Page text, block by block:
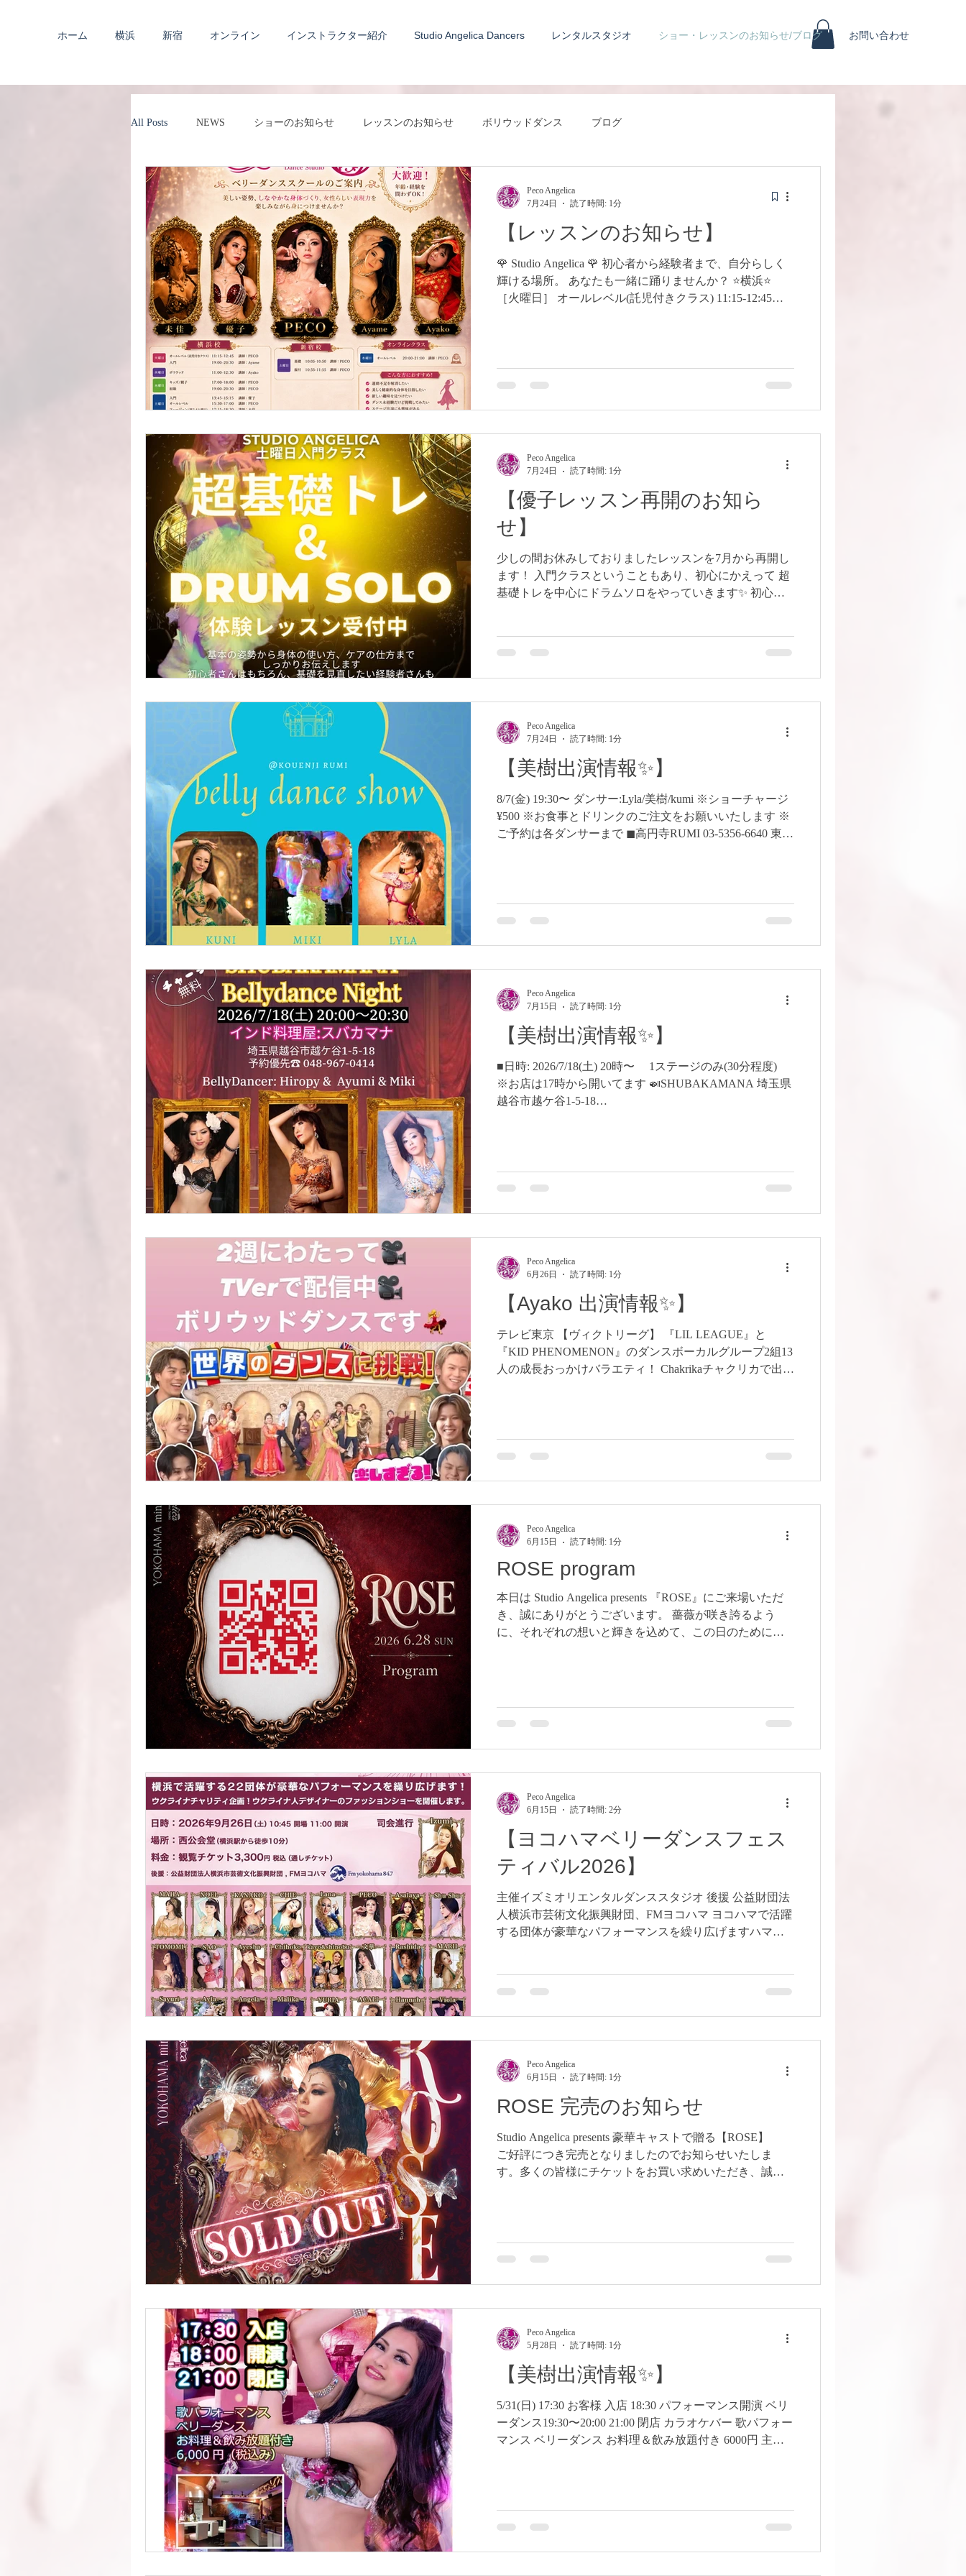
ホーム 横浜 新宿 オンライン インストラクター紹介 Studio Angelica Dancers レンタルスタジオ ショー・レッスンのお知らせ/ブログ お問い合わせ
All Posts NEWS ショーのお知らせ レッスンのお知らせ ボリウッドダンス ブログ
【レッスンのお知らせ】
🌹 Studio Angelica 🌹 初心者から経験者まで、自分らしく
輝ける場所。 あなたも一緒に踊りませんか？ ⭐️横浜⭐️
［火曜日］ オールレベル(託児付きクラス) 11:15-12:45講
子 17:00-18:00 講師PECO 初級 19:00-20:30 講師：PECO
［土曜日］ 入門 13:45-15:15 講師：優子 優子 yuko オー
さい。 Mika Kaneko ⭐️新宿⭐️ ［土曜日］ 基礎 10:05-
10:50 講師：PECO 振付 10:55-11:55 講師：PECO ⭐️オ
ンライン⭐️ ［水曜日］ オールレベル 20:00
Peco Angelica
7月24日
読了時間: 1分
【優子レッスン再開のお知ら
せ】
少しの間お休みしておりましたレッスンを7月から再開し
ます！ 入門クラスということもあり、初心にかえって 超
基礎トレを中心にドラムソロをやっていきます✨ 初心者
Angelica (神奈川県横浜市中区相生町1-26-2小島屋ビル
Peco Angelica
7月24日
読了時間: 1分
【美樹出演情報✨】
8/7(金) 19:30〜 ダンサー:Lyla/美樹/kumi ※ショーチャージ
¥500 ※お食事とドリンクのご注文をお願いいたします ※
ご予約は各ダンサーまで ◼︎高円寺RUMI 03-5356-6640 東京
Peco Angelica
7月24日
読了時間: 1分
【美樹出演情報✨】
■日時: 2026/7/18(土) 20時〜 1ステージのみ(30分程度)
※お店は17時から開いてます 🍛SHUBAKAMANA 埼玉県
越谷市越ケ谷1-5-18
が、割とお得です♬ ご予約☎️ 048-967-0414
Peco Angelica
7月15日
読了時間: 1分
【Ayako 出演情報✨】
テレビ東京 【ヴィクトリーグ】 『LIL LEAGUE』と
『KID PHENOMENON』のダンスボーカルグループ2組13
人の成長おっかけバラエティ！ Chakrikaチャクリカで出演
Peco Angelica
6月26日
読了時間: 1分
ROSE program
本日は Studio Angelica presents 『ROSE』にご来場いただ
き、誠にありがとうございます。 薔薇が咲き誇るよう
に、それぞれの想いと輝きを込めて、この日のために準
ラム＝ 1, タブラ倶楽部♣︎ [BABA/カズン/Ayame/AYA] 2,
Mejance Ratxan [優子/Rena/Cana/NAZU/demi] 4, Swwah [お
よう/AYA/Nodoka] 5, Shek_Ashak [Ayame] 6, Bollywood
香/Ellie/MIHOMI/HINA/naoco] 8, El Kalb El
Peco Angelica
6月15日
読了時間: 1分
【ヨコハマベリーダンスフェス
ティバル2026】
主催イズミオリエンタルダンススタジオ 後援 公益財団法
人横浜市芸術文化振興財団、FMヨコハマ ヨコハマで活躍
する団体が豪華なパフォーマンスを繰り広げますハマベ
方、興味あるけど観たことない方、 これから始めたくて
Angelica 1部出演 1部 11:00-開演 12:55-終演 今年は3部に分
金：3,300円(税込) 3部制通しチケット ★観覧チケット★ 3
願いします。 https://forms.gle/zWacGDwDRUpTizVVA ★出
演団体★ Angel
Peco Angelica
6月15日
読了時間: 2分
ROSE 完売のお知らせ
Studio Angelica presents 豪華キャストで贈る【ROSE】
ご好評につき完売となりましたのでお知らせいたしま
す。多くの皆様にチケットをお買い求めいただき、誠に
がこぼれ、ほほえむと周囲にバラの花が咲く・・ 2026年6
月28日（日曜日） ⭐️場所：Minthall 横浜市西区南幸2-1-22
佳/Ayame/優子/Ayako Apollomen
(EYAMAX/Ryu/KENSHI/Tixi) Studio Angelica Dancers ⭐️お
問い合わせ bellydancerpeco@gmail.com #bellydance #ベリー
ダンス横浜 #ベリーダンス新宿 #studioangel
Peco Angelica
6月15日
読了時間: 1分
【美樹出演情報✨】
5/31(日) 17:30 お客様 入店 18:30 パフォーマンス開演 ベリ
ーダンス19:30〜20:00 21:00 閉店 カラオケバー 歌パフォー
マンス ベリーダンス お料理＆飲み放題付き 6000円 主
Peco Angelica
5月28日
読了時間: 1分